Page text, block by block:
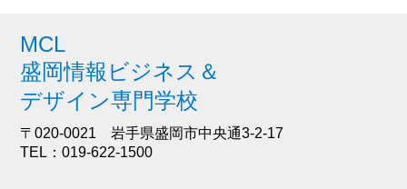
MCL
盛岡情報ビジネス＆
デザイン専門学校
〒020-0021 岩手県盛岡市中央通3-2-17
TEL：019-622-1500